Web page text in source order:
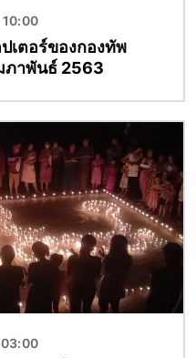
10:00
เตอร์ของกองทัพ
ภาพันธ์ 2563
03:00